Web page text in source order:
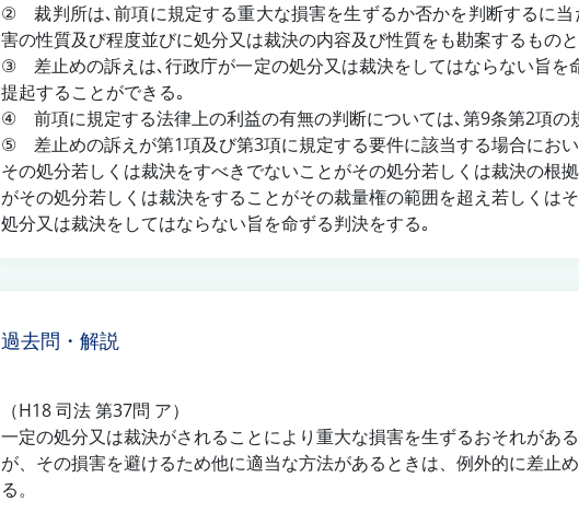
② 裁判所は､前項に規定する重大な損害を生ずるか否かを判断するに
害の性質及び程度並びに処分又は裁決の内容及び性質をも勘案するもの
③ 差止めの訴えは､行政庁が一定の処分又は裁決をしてはならない旨を
提起することができる｡
④ 前項に規定する法律上の利益の有無の判断については､第9条第2項の
⑤ 差止めの訴えが第1項及び第3項に規定する要件に該当する場合にお
その処分若しくは裁決をすべきでないことがその処分若しくは裁決の根
がその処分若しくは裁決をすることがその裁量権の範囲を超え若しくは
処分又は裁決をしてはならない旨を命ずる判決をする｡
過去問・解説
（H18 司法 第37問 ア）
一定の処分又は裁決がされることにより重大な損害を生ずるおそれがあ
が、その損害を避けるため他に適当な方法があるときは、例外的に差止
る。